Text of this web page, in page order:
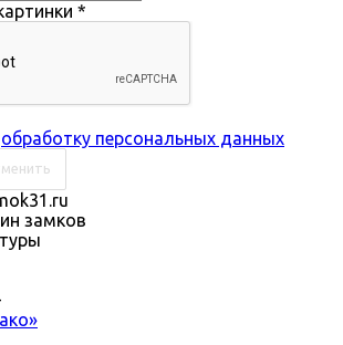
*
обработку персональных данных
замков